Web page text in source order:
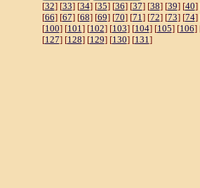
[32] [33] [34] [35] [36] [37] [38] [39] [40]
[66] [67] [68] [69] [70] [71] [72] [73] [74]
[100] [101] [102] [103] [104] [105] [106]
[127] [128] [129] [130] [131]